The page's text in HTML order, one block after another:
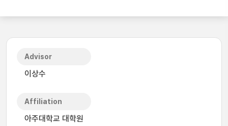
Advisor
이상수
Affiliation
아주대학교 대학원